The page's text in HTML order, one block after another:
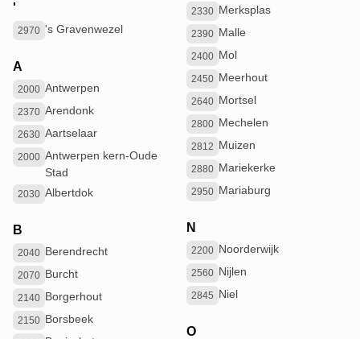
'
2970 's Gravenwezel
A
2000 Antwerpen
2370 Arendonk
2630 Aartselaar
2000 Antwerpen kern-Oude
Stad
2030 Albertdok
B
2040 Berendrecht
2070 Burcht
2140 Borgerhout
2150 Borsbeek
2330 Merksplas
2390 Malle
2400 Mol
2450 Meerhout
2640 Mortsel
2800 Mechelen
2812 Muizen
2880 Mariekerke
2950 Mariaburg
N
2200 Noorderwijk
2560 Nijlen
2845 Niel
O